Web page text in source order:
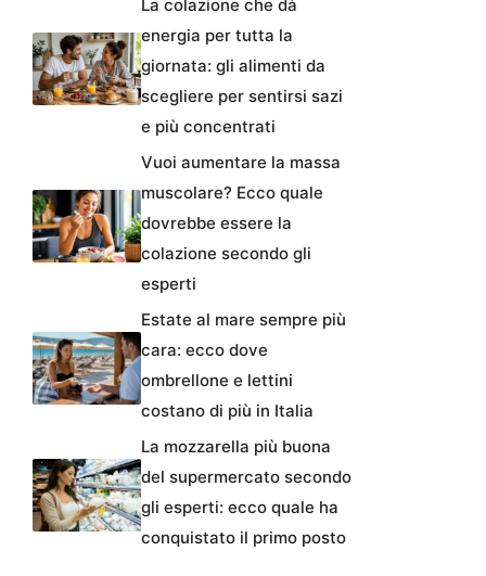
La colazione che dà
energia per tutta la
giornata: gli alimenti da
scegliere per sentirsi sazi
e più concentrati
Vuoi aumentare la massa
muscolare? Ecco quale
dovrebbe essere la
colazione secondo gli
esperti
Estate al mare sempre più
cara: ecco dove
ombrellone e lettini
costano di più in Italia
La mozzarella più buona
del supermercato secondo
gli esperti: ecco quale ha
conquistato il primo posto